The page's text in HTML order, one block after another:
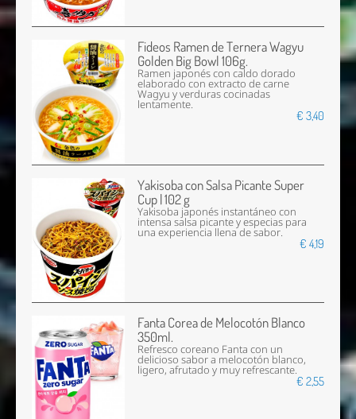
Fideos Ramen de Ternera Wagyu
Golden Big Bowl 106g.
Ramen japonés con caldo dorado
elaborado con extracto de carne
Wagyu y verduras cocinadas
lentamente.
€ 3,40
Yakisoba con Salsa Picante Super
Cup | 102 g
Yakisoba japonés instantáneo con
intensa salsa picante y especias para
una experiencia llena de sabor.
€ 4,19
Fanta Corea de Melocotón Blanco
350ml.
Refresco coreano Fanta con un
delicioso sabor a melocotón blanco,
ligero, afrutado y muy refrescante.
€ 2,55